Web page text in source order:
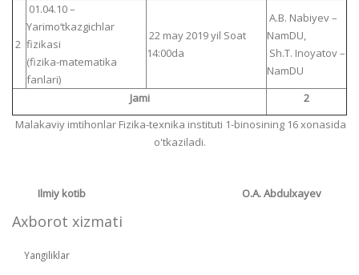
2
01.04.10 –
Yarimo‘tkazgichlar
fizikasi
(fizika-matematika
fanlari)
22 may 2019 yil Soat
14:00da
A.B. Nabiyev –
NamDU,
Sh.T. Inoyatov –
NamDU
Jami
2
Malakaviy imtihonlar Fizika-texnika instituti 1-binosining 16 xonasida
o'tkaziladi.
Ilmiy kotib O.A. Abdulxayev
Axborot xizmati
Yangiliklar